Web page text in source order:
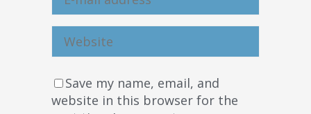
Save my name, email, and
website in this browser for the